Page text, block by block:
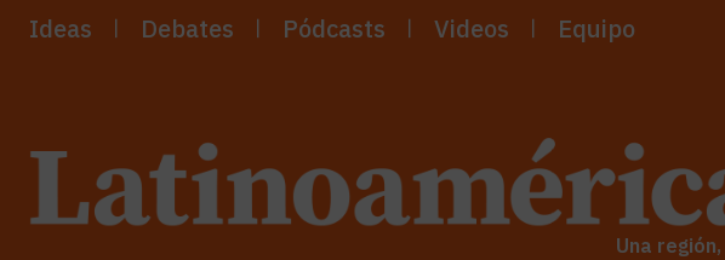
Ideas Debates Pódcasts Videos Equipo
Una